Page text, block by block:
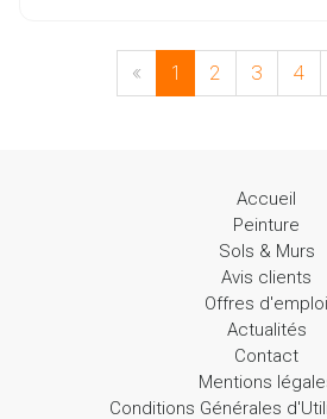
« 1 2 3 4
Accueil
Peinture
Sols & Murs
Avis clients
Offres d'emploi
Actualités
Contact
Mentions
Conditions Générales